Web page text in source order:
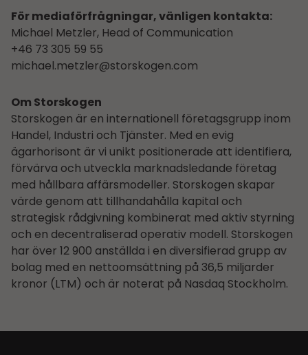
För mediaförfrågningar, vänligen kontakta:
Michael Metzler, Head of Communication
+46 73 305 59 55
michael.metzler@storskogen.com
Om Storskogen
Storskogen är en internationell företagsgrupp inom
Handel, Industri och Tjänster. Med en evig
ägarhorisont är vi unikt positionerade att identifiera,
förvärva och utveckla marknadsledande företag
med hållbara affärsmodeller. Storskogen skapar
värde genom att tillhandahålla kapital och
strategisk rådgivning kombinerat med aktiv styrning
och en decentraliserad operativ modell. Storskogen
har över 12 900 anställda i en diversifierad grupp av
bolag med en nettoomsättning på 36,5 miljarder
kronor (LTM) och är noterat på Nasdaq Stockholm.